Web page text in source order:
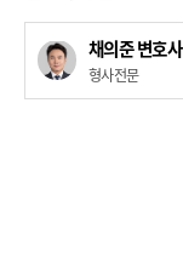
채의준 변호사
형사전문